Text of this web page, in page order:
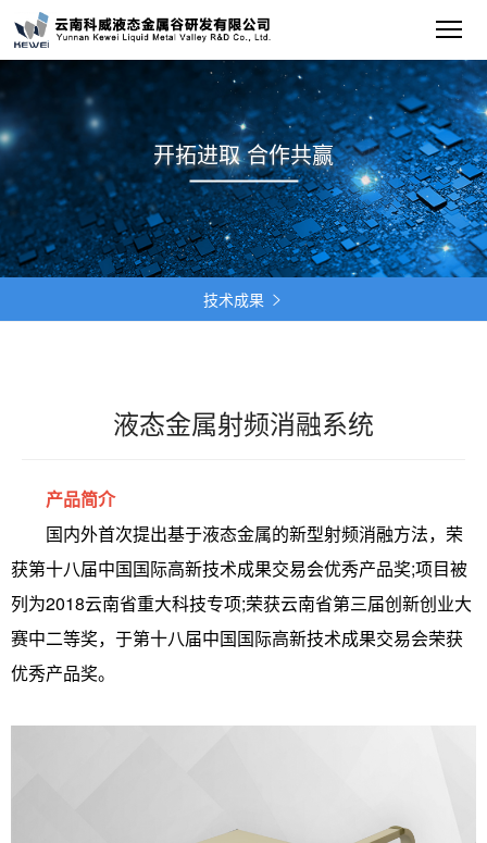
开拓进取 合作共赢
技术成果 
液态金属射频消融系统
产品简介
国内外首次提出基于液态金属的新型射频消融方法，荣
获第十八届中国国际高新技术成果交易会优秀产品奖;项目被
列为2018云南省重大科技专项;荣获云南省第三届创新创业大
赛中二等奖，于第十八届中国国际高新技术成果交易会荣获
优秀产品奖。